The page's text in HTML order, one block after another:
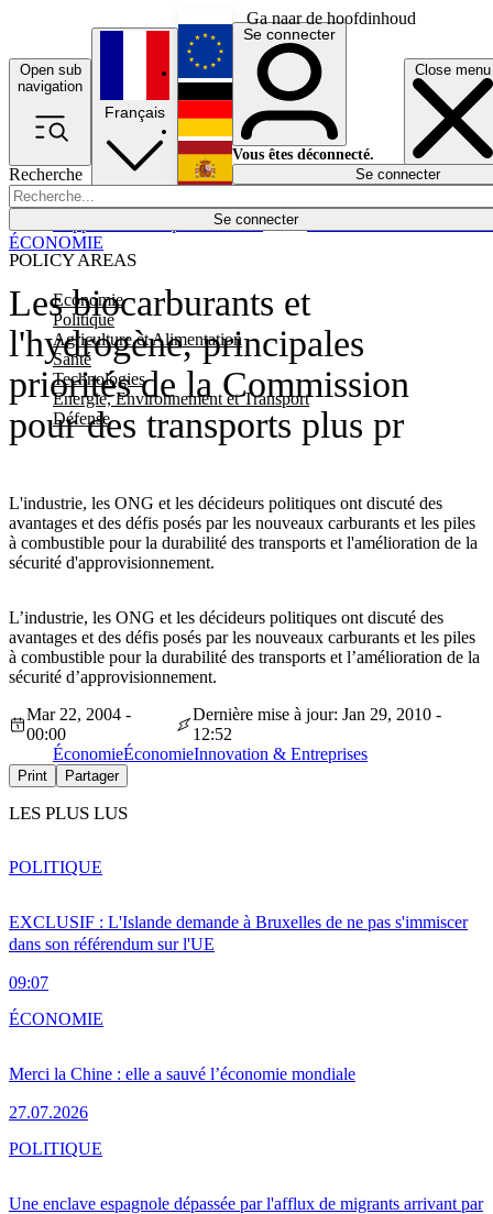
Ga naar de hoofdinhoud
Open sub
navigation
Close menu
Recherche
Se connecter
POLICY AREAS
Economie
Politique
Agriculture et Alimentation
Santé
Technologies
Energie, Environnement et Transport
Défense
Économie
Français
English
Deutsch
Español
Se connecter
Vous êtes déconnecté.
Se connecter
Les biocarburants et
l'hydrogène, principales
priorités de la Commission
pour des transports plus pr
L'industrie, les ONG et les décideurs politiques ont discuté des
avantages et des défis posés par les nouveaux carburants et les piles
à combustible pour la durabilité des transports et l'amélioration de la
sécurité d'approvisionnement.
ÉCONOMIE
L’industrie, les ONG et les décideurs politiques ont discuté des
avantages et des défis posés par les nouveaux carburants et les piles
à combustible pour la durabilité des transports et l’amélioration de la
sécurité d’approvisionnement.
Mar 22, 2004 -
00:00
Dernière mise à jour: Jan 29, 2010 -
12:52
ÉconomieÉconomieInnovation & Entreprises
Print Partager
LES PLUS LUS
EXCLUSIF : L'Islande demande à Bruxelles de ne pas s'immiscer
dans son référendum sur l'UE
09:07
POLITIQUE
Merci la Chine : elle a sauvé l’économie mondiale
27.07.2026
ÉCONOMIE
Une enclave espagnole dépassée par l'afflux de migrants arrivant par
POLITIQUE